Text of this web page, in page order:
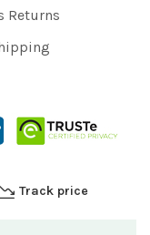
Returns
Track price